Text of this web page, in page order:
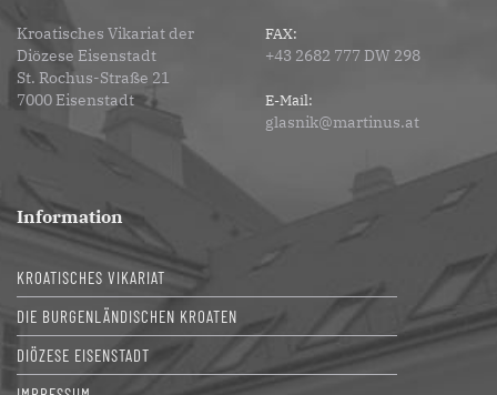
Kroatisches Vikariat der
Diözese Eisenstadt
St. Rochus-Straße 21
7000 Eisenstadt
FAX:
+43 2682 777 DW 298
E-Mail:
glasnik@martinus.at
Information
KROATISCHES VIKARIAT
DIE BURGENLÄNDISCHEN KROATEN
DIÖZESE EISENSTADT